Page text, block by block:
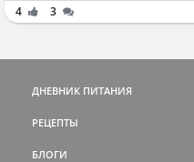
4 3
ДНЕВНИК ПИТАНИЯ
РЕЦЕПТЫ
БЛОГИ